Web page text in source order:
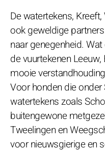
De watertekens,
ook geweldige
naar genegenheid.
de vuurtekenen
mooie
Voor honden die onder
watertekens zoals
buitengewone
Tweelingen en
voor nieuwsgierige en